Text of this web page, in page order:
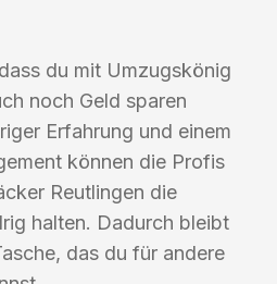
du mit Umzugskönig
noch Geld sparen
Erfahrung und einem
können die Profis
Reutlingen die
halten. Dadurch bleibt
das du für andere